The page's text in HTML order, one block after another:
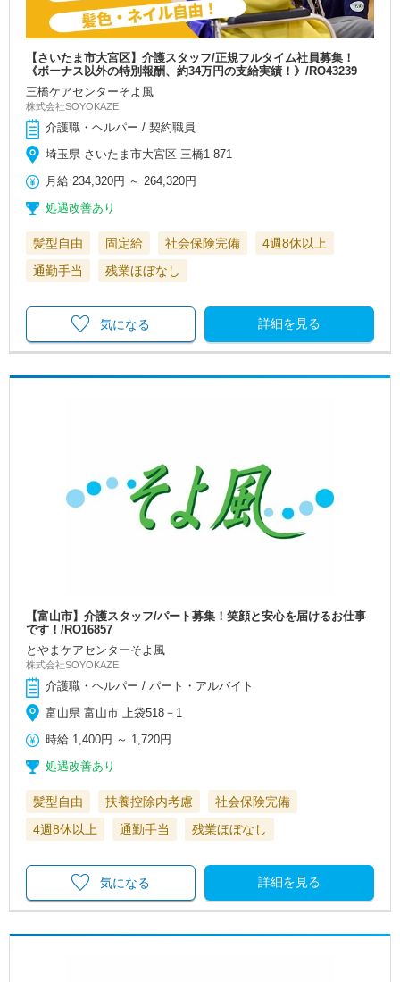
【さいたま市大宮区】介護スタッフ/正規フルタイム社員募集！
《ボーナス以外の特別報酬、約34万円の支給実績！》/RO43239
三橋ケアセンターそよ風
株式会社SOYOKAZE
介護職・ヘルパー / 契約職員
埼玉県 さいたま市大宮区 三橋1-871
月給 234,320円 ～ 264,320円
処遇改善あり
髪型自由 固定給 社会保険完備
4週8休以上
通勤手当
残業ほぼなし
詳細を見る
気になる
【富山市】介護スタッフ/パート募集！笑顔と安心を届けるお仕事
です！/RO16857
とやまケアセンターそよ風
株式会社SOYOKAZE
介護職・ヘルパー / パート・アルバイト
富山県 富山市 上袋518－1
時給 1,400円 ～ 1,720円
処遇改善あり
髪型自由 扶養控除内考慮
社会保険完備
4週8休以上
通勤手当 残業ほぼなし
詳細を見る
気になる